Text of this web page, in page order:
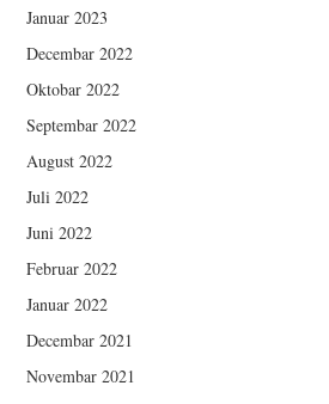
Januar 2023
Decembar 2022
Oktobar 2022
Septembar 2022
August 2022
Juli 2022
Juni 2022
Februar 2022
Januar 2022
Decembar 2021
Novembar 2021